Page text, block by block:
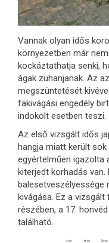
Vannak olyan idős
környezetben már
kockáztathatja senki,
ágak zuhanjanak. Az
megszüntetését
fakivágási engedély
indokolt esetben teszi.
Az első vizsgált idős
hangja miatt került
egyértelműen igazolta
kiterjedt korhadás van.
balesetveszélyessége
kivágása. Ez a
részében, a 17.
található.